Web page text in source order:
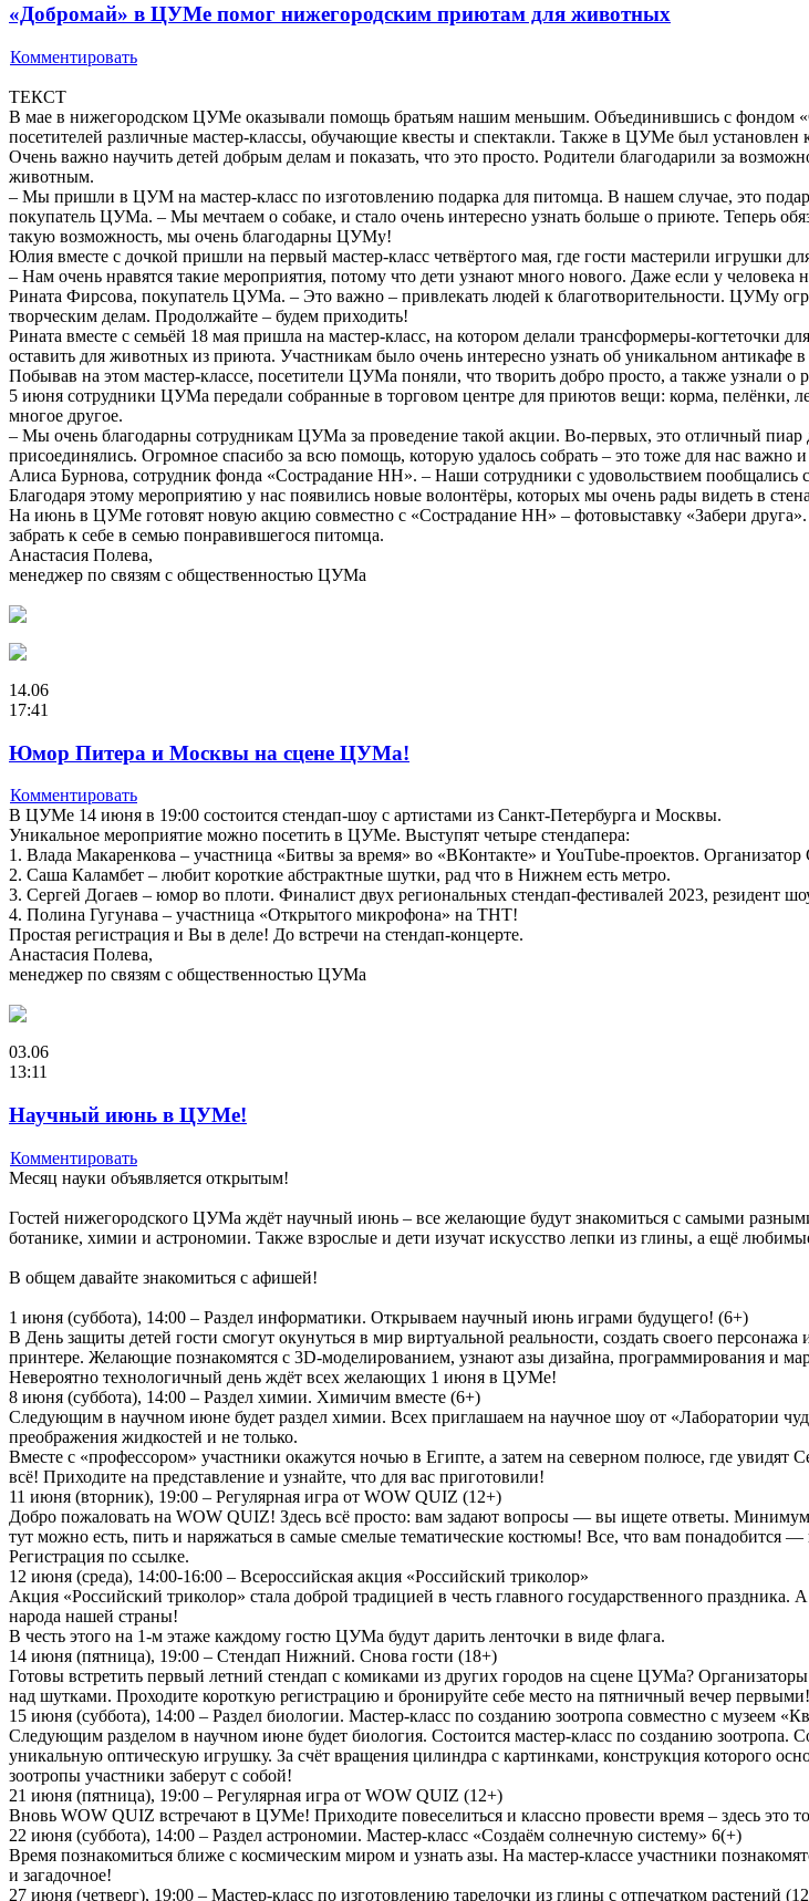
«Добромай» в ЦУМе помог нижегородским приютам для животных
Комментировать
ТЕКСТ
В мае в нижегородском ЦУМе оказывали помощь братьям нашим меньшим. Объединившись с фондом
посетителей различные мастер-классы, обучающие квесты и спектакли. Также в ЦУМе был
Очень важно научить детей добрым делам и показать, что это просто. Родители благодарили за
животным.
– Мы пришли в ЦУМ на мастер-класс по изготовлению подарка для питомца. В нашем случае, это
покупатель ЦУМа. – Мы мечтаем о собаке, и стало очень интересно узнать больше о приюте. Теперь
такую возможность, мы очень благодарны ЦУМу!
Юлия вместе с дочкой пришли на первый мастер-класс четвёртого мая, где гости мастерили игрушки
– Нам очень нравятся такие мероприятия, потому что дети узнают много нового. Даже если у
Рината Фирсова, покупатель ЦУМа. – Это важно – привлекать людей к благотворительности. ЦУМу
творческим делам. Продолжайте – будем приходить!
Рината вместе с семьёй 18 мая пришла на мастер-класс, на котором делали трансформеры-когтеточки
оставить для животных из приюта. Участникам было очень интересно узнать об уникальном антикафе
Побывав на этом мастер-классе, посетители ЦУМа поняли, что творить добро просто, а также узнали
5 июня сотрудники ЦУМа передали собранные в торговом центре для приютов вещи: корма, пелёнки,
многое другое.
– Мы очень благодарны сотрудникам ЦУМа за проведение такой акции. Во-первых, это отличный
присоединялись. Огромное спасибо за всю помощь, которую удалось собрать – это тоже для нас важно
Алиса Бурнова, сотрудник фонда «Сострадание НН». – Наши сотрудники с удовольствием
Благодаря этому мероприятию у нас появились новые волонтёры, которых мы очень рады видеть в
На июнь в ЦУМе готовят новую акцию совместно с «Сострадание НН» – фотовыставку «Забери
забрать к себе в семью понравившегося питомца.
Анастасия Полева,
менеджер по связям с общественностью ЦУМа
14.06
17:41
Юмор Питера и Москвы на сцене ЦУМа!
Комментировать
В ЦУМе 14 июня в 19:00 состоится стендап-шоу с артистами из Санкт-Петербурга и Москвы.
Уникальное мероприятие можно посетить в ЦУМе. Выступят четыре стендапера:
1. Влада Макаренкова – участница «Битвы за время» во «ВКонтакте» и YouTube-проектов.
2. Саша Каламбет – любит короткие абстрактные шутки, рад что в Нижнем есть метро.
3. Сергей Догаев – юмор во плоти. Финалист двух региональных стендап-фестивалей 2023, резидент
4. Полина Гугунава – участница «Открытого микрофона» на ТНТ!
Простая регистрация и Вы в деле! До встречи на стендап-концерте.
Анастасия Полева,
менеджер по связям с общественностью ЦУМа
03.06
13:11
Научный июнь в ЦУМе!
Комментировать
Месяц науки объявляется открытым!
Гостей нижегородского ЦУМа ждёт научный июнь – все желающие будут знакомиться с самыми
ботанике, химии и астрономии. Также взрослые и дети изучат искусство лепки из глины, а ещё
В общем давайте знакомиться с афишей!
1 июня (суббота), 14:00 – Раздел информатики. Открываем научный июнь играми будущего! (6+)
В День защиты детей гости смогут окунуться в мир виртуальной реальности, создать своего
принтере. Желающие познакомятся с 3D-моделированием, узнают азы дизайна, программирования и
Невероятно технологичный день ждёт всех желающих 1 июня в ЦУМе!
8 июня (суббота), 14:00 – Раздел химии. Химичим вместе (6+)
Следующим в научном июне будет раздел химии. Всех приглашаем на научное шоу от «Лаборатории
преображения жидкостей и не только.
Вместе с «профессором» участники окажутся ночью в Египте, а затем на северном полюсе, где
всё! Приходите на представление и узнайте, что для вас приготовили!
11 июня (вторник), 19:00 – Регулярная игра от WOW QUIZ (12+)
Добро пожаловать на WOW QUIZ! Здесь всё просто: вам задают вопросы — вы ищете ответы.
тут можно есть, пить и наряжаться в самые смелые тематические костюмы! Все, что вам понадобится —
Регистрация по ссылке.
12 июня (среда), 14:00-16:00 – Всероссийская акция «Российский триколор»
Акция «Российский триколор» стала доброй традицией в честь главного государственного
народа нашей страны!
В честь этого на 1-м этаже каждому гостю ЦУМа будут дарить ленточки в виде флага.
14 июня (пятница), 19:00 – Стендап Нижний. Снова гости (18+)
Готовы встретить первый летний стендап с комиками из других городов на сцене ЦУМа?
над шутками. Проходите короткую регистрацию и бронируйте себе место на пятничный вечер первыми!
15 июня (суббота), 14:00 – Раздел биологии. Мастер-класс по созданию зоотропа совместно с музеем
Следующим разделом в научном июне будет биология. Состоится мастер-класс по созданию зоотропа.
уникальную оптическую игрушку. За счёт вращения цилиндра с картинками, конструкция которого
зоотропы участники заберут с собой!
21 июня (пятница), 19:00 – Регулярная игра от WOW QUIZ (12+)
Вновь WOW QUIZ встречают в ЦУМе! Приходите повеселиться и классно провести время – здесь это
22 июня (суббота), 14:00 – Раздел астрономии. Мастер-класс «Создаём солнечную систему» 6(+)
Время познакомиться ближе с космическим миром и узнать азы. На мастер-классе участники
и загадочное!
27 июня (четверг), 19:00 – Мастер-класс по изготовлению тарелочки из глины с отпечатком растений